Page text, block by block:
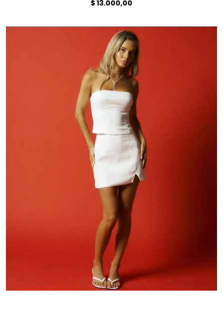
$13.000,00